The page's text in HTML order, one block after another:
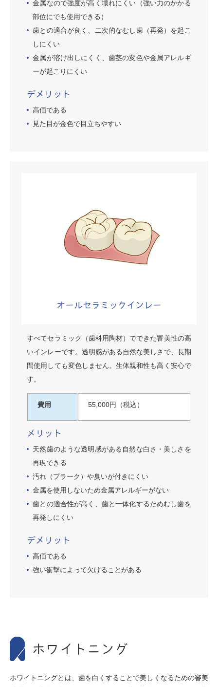
金属なので強度が高く壊れにくい（強い力のかかる
部位にでも使用できる）
歯との適合が良く、二次的なむし歯（再発）を起こ
しにくい
金属が溶け出しにくく、歯茎の変色や金属アレルギ
ーが起こりにくい
デメリット
高価である
見た目が金色で目立ちやすい
オールセラミックインレー
すべてセラミック（歯科用陶材）でできた審美性の高
いインレーです。透明感がある自然な美しさで、長期
間使用しても変色しません。生体親和性も高く安心で
す。
費用 55,000円（税込）
メリット
天然歯のような透明感がある自然な白さ・美しさを
再現できる
汚れ（プラーク）や臭いが付きにくい
金属を使用しないため金属アレルギーがない
歯との適合性が高く、歯と一体化するためむし歯を
再発しにくい
デメリット
高価である
強い衝撃によって欠けることがある
ホワイトニング
ホワイトニングとは、歯を白くすることで美しくなるための審美